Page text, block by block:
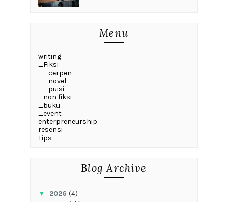
Menu
writing
_Fiksi
__cerpen
__novel
__puisi
_non fiksi
_buku
_event
enterpreneurship
resensi
Tips
Blog Archive
▼ 2026 (4)